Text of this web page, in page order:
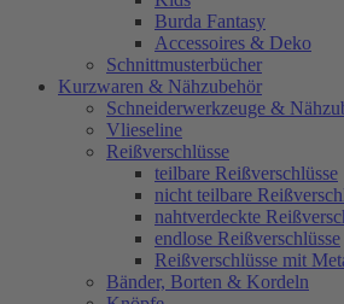
Burda Fantasy
Accessoires & Deko
Schnittmusterbücher
Kurzwaren & Nähzubehör
Schneiderwerkzeuge &
Vlieseline
Reißverschlüsse
teilbare Reißverschlüsse
nicht teilbare
nahtverdeckte
endlose Reißverschlüsse
Reißverschlüsse mit
Bänder, Borten & Kordeln